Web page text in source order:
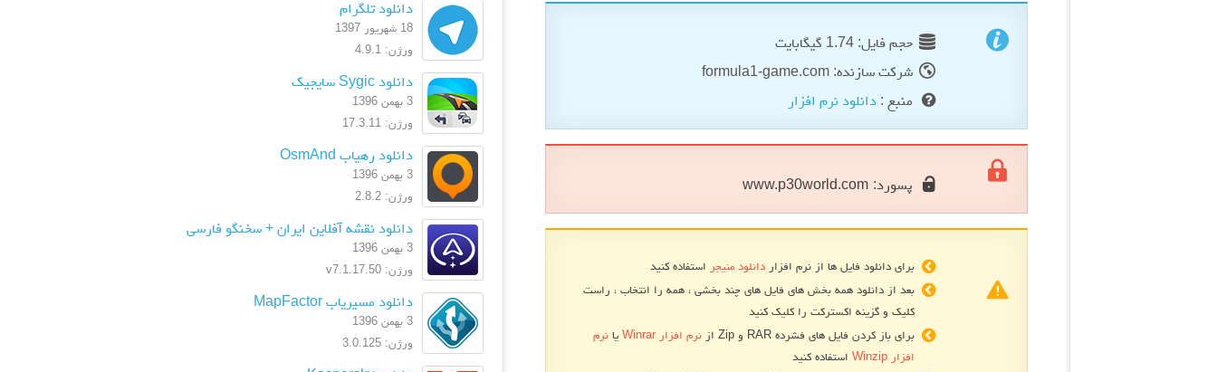
حجم فایل: 1.74 گیگابایت
شرکت سازنده: formula1-game.com
منبع : دانلود نرم افزار
پسورد: www.p30world.com
برای دانلود فایل ها از نرم افزار دانلود منیجر استفاده کنید
بعد از دانلود همه بخش های فایل های چند بخشی ، همه را انتخاب ، راست
کلیک و گزینه اکسترکت را کلیک کنید
برای باز کردن فایل های فشرده RAR و Zip از
نرم افزار Winrar یا نرم
افزار Winzip
استفاده کنید
دانلود تلگرام
18 شهریور 1397
ورژن: 4.9.1
دانلود Sygic سایجیک
3 بهمن 1396
ورژن: 17.3.11
دانلود رهیاب OsmAnd
3 بهمن 1396
ورژن: 2.8.2
دانلود نقشه آفلاین ایران + سخنگو فارسی
3 بهمن 1396
ورژن: v7.1.17.50
دانلود مسیریاب MapFactor
3 بهمن 1396
ورژن: 3.0.125